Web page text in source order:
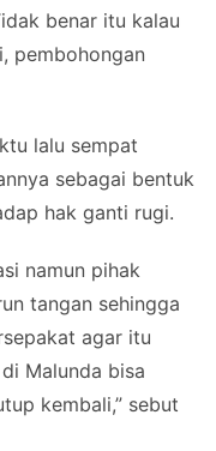
benar itu kalau
pembohongan
lalu sempat
sebagai bentuk
hak ganti rugi.
namun pihak
tangan sehingga
agar itu
Malunda bisa
kembali,” sebut